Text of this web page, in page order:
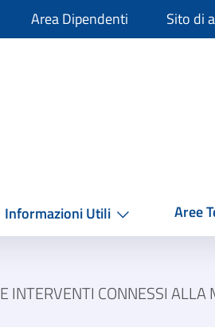
Area Dipendenti Sito di
Informazioni Utili Aree
INTERVENTI CONNESSI